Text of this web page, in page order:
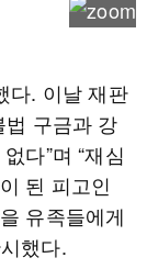
다. 이날 재판
법 구금과 강
다”며 “재심
된 피고인
유족들에게
했다.